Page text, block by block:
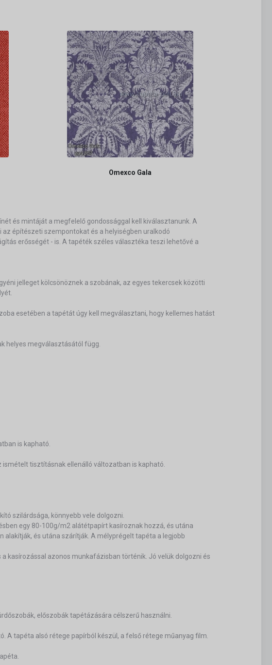
Omexco Gala
és mintáját a megfelelő gondossággal kell kiválasztanunk. A
építészeti szempontokat és a helyiségben uralkodó
erősségét - is. A tapéték széles választéka teszi lehetővé a
jelleget kölcsönöznek a szobának, az egyes tekercsek közötti
esetében a tapétát úgy kell megválasztani, hogy kellemes hatást
helyes megválasztásától függ.
is kapható.
tisztításnak ellenálló változatban is kapható.
szilárdsága, könnyebb vele dolgozni.
egy 80-100g/m2 alátétpapírt kasíroznak hozzá, és utána
és utána szárítják. A mélyprégelt tapéta a legjobb
kasírozással azonos munkafázisban történik. Jó velük dolgozni és
előszobák tapétázására célszerű használni.
A tapéta alsó rétege papírból készül, a felső rétege műanyag film.